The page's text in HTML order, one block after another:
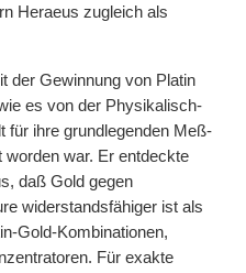
Heraeus zugleich als
der Gewinnung von Platin
es von der Physikalisch-
für ihre grundlegenden Meß-
worden war. Er entdeckte
daß Gold gegen
widerstandsfähiger ist als
Gold-Kombinationen,
Für exakte